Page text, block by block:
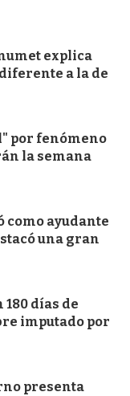
explica
a la de
por fenómeno
la semana
como ayudante
una gran
días de
imputado por
presenta